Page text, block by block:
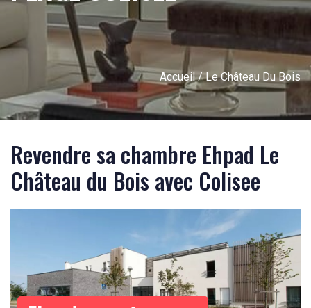
Accueil/ Le Château Du Bois
Revendre sa chambre Ehpad Le
Château du Bois avec Colisee